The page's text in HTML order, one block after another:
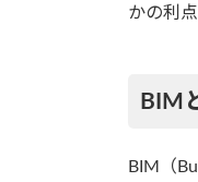
かの利
BIM
BIM（